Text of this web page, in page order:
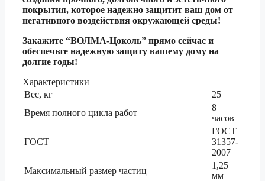
покрытия, которое надежно защитит ваш дом от
негативного воздействия окружающей среды!
Закажите “ВОЛМА-Цоколь” прямо сейчас и
обеспечьте надежную защиту вашему дому на
долгие годы!
Характеристики
Вес, кг
25
Время полного цикла работ
8
часов
ГОСТ
ГОСТ
31357-
2007
Максимальный размер частиц
1,25
мм